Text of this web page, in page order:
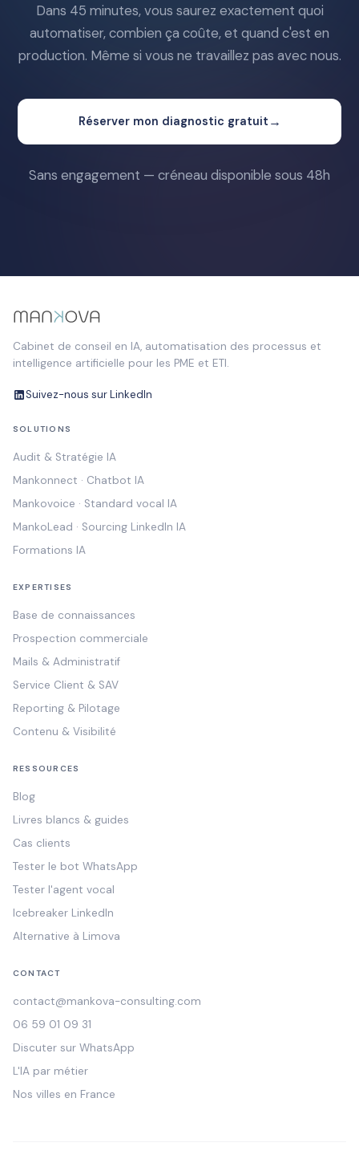
Dans 45 minutes, vous saurez exactement quoi
automatiser, combien ça coûte, et quand c'est en
production. Même si vous ne travaillez pas avec nous.
Réserver mon diagnostic gratuit →
Sans engagement — créneau disponible sous 48h
Cabinet de conseil en IA, automatisation des processus et
intelligence artificielle pour les PME et ETI.
Suivez-nous sur LinkedIn
SOLUTIONS
Audit & Stratégie IA
Mankonnect · Chatbot IA
Mankovoice · Standard vocal IA
MankoLead · Sourcing LinkedIn IA
Formations IA
EXPERTISES
Base de connaissances
Prospection commerciale
Mails & Administratif
Service Client & SAV
Reporting & Pilotage
Contenu & Visibilité
RESSOURCES
Blog
Livres blancs & guides
Cas clients
Tester le bot WhatsApp
Tester l'agent vocal
Icebreaker LinkedIn
Alternative à Limova
CONTACT
contact@mankova-consulting.com
06 59 01 09 31
Discuter sur WhatsApp
L'IA par métier
Nos villes en France